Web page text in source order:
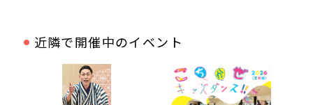
近隣で開催中のイベント